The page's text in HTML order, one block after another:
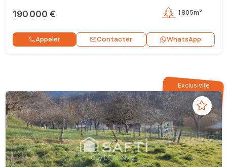
190 000 € 1 805m²
Appeler Contacter WhatsApp
Exclusivité